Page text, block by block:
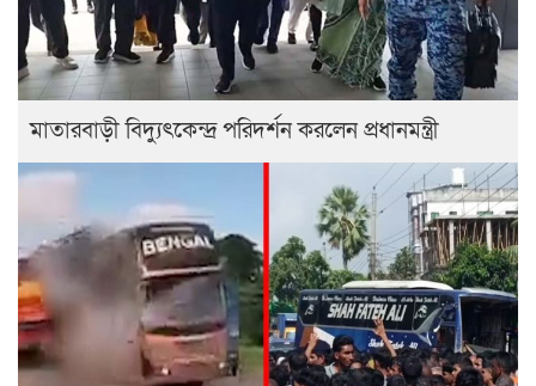
মাতারবাড়ী বিদ্যুৎকেন্দ্র পরিদর্শন করলেন প্রধানমন্ত্রী